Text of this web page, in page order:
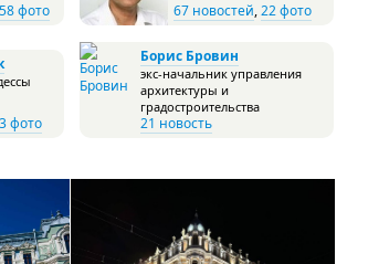
58 фото 67 новостей,22 фото
фото
Борис Бровин
экс-начальник управления
архитектуры и
градостроительства
21 новость